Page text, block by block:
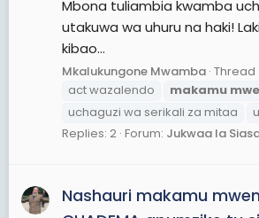
Mbona tuliambia kwamba
utakuwa wa uhuru na haki!
kibao...
Mkalukungone Mwamba Thread
act wazalendo
makamu
uchaguzi wa serikali za mitaa
Replies: 2 Forum: Jukwaa la
Nashauri makamu